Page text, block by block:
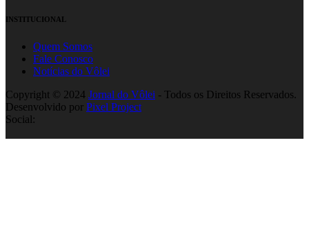
INSTITUCIONAL
Quem Somos
Fale Conosco
Notícias do Vôlei
Copyright © 2024 Jornal do Vôlei - Todos os Direitos Reservados.
Desenvolvido por Pixel Project
Social: